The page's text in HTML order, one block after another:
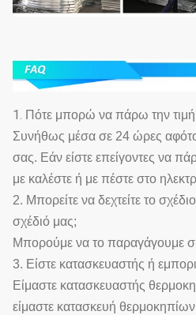
1. Πότε μπορώ να πάρω την
Συνήθως μέσα σε 24 ώρες
σας. Εάν είστε επείγοντες να
με καλέστε ή με πέστε στο
2. Μπορείτε να δεχτείτε το
σχέδιό μας;
Μπορούμε να το παραγάγουμε
3. Είστε κατασκευαστής ή
Είμαστε κατασκευαστής
είμαστε κατασκευή